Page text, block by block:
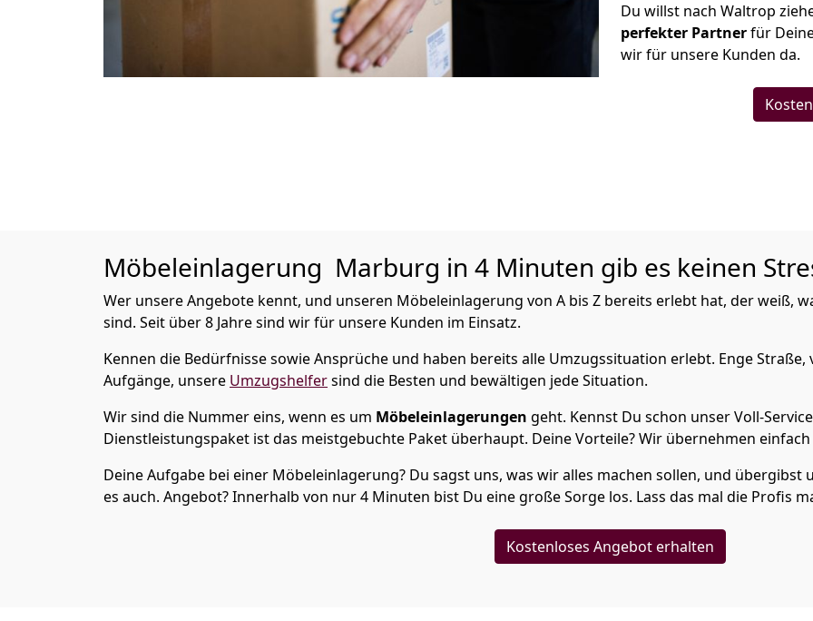
Du willst nach Waltrop
perfekter Partnerfür
wir für unsere Kunden da.
Möbeleinlagerung Marburg in 4 Minuten gib es keinen
Wer unsere Angebote kennt, und unseren Möbeleinlagerung von A bis Z bereits erlebt hat, der weiß,
sind. Seit über 8 Jahre sind wir für unsere Kunden im Einsatz.
Kennen die Bedürfnisse sowie Ansprüche und haben bereits alle Umzugssituation erlebt. Enge
Aufgänge, unsere Umzugshelfersind die Besten und bewältigen jede Situation.
Wir sind die Nummer eins, wenn es um Möbeleinlagerungen geht. Kennst Du schon unser Voll-
Dienstleistungspaket ist das meistgebuchte Paket überhaupt. Deine Vorteile? Wir übernehmen einfach
Deine Aufgabe bei einer Möbeleinlagerung? Du sagst uns, was wir alles machen sollen, und übergibst
es auch. Angebot? Innerhalb von nur 4 Minuten bist Du eine große Sorge los. Lass das mal die Profis
Kostenloses Angebot erhalten